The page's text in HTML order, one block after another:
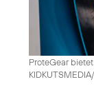
ProteGear